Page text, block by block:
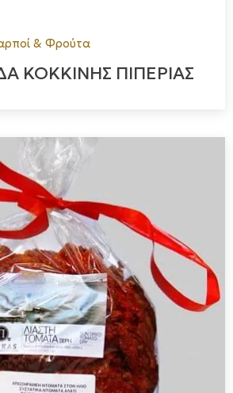
στην παραγωγή και στο
του. Συγκεκριμένα, η
με τοπικούς
κάπαρης, κρίταμου,
σουσαμιού, εξασφαλίζοντας
της πρώτης ύλης και στηρίζοντας την
Η αναζήτηση νέων ιδεών, η συνεχής
η δημιουργικότητα, το καλό
το μεράκι έχουν καθιερώσει τον
κορυφαία παραδοσιακά
& Φρούτα
ΚΟΚΚΙΝΗΣ ΠΙΠΕΡΙΑΣ